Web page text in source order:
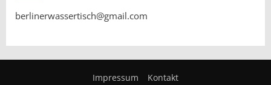
berlinerwassertisch@gmail.com
Impressum Kontakt